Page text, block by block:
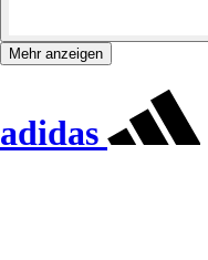
Mehr anzeigen
adidas